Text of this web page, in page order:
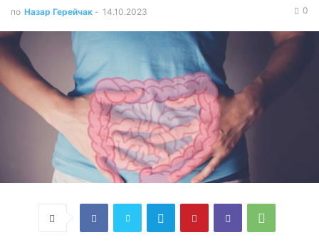
по Назар Герейчак - 14.10.2023 0